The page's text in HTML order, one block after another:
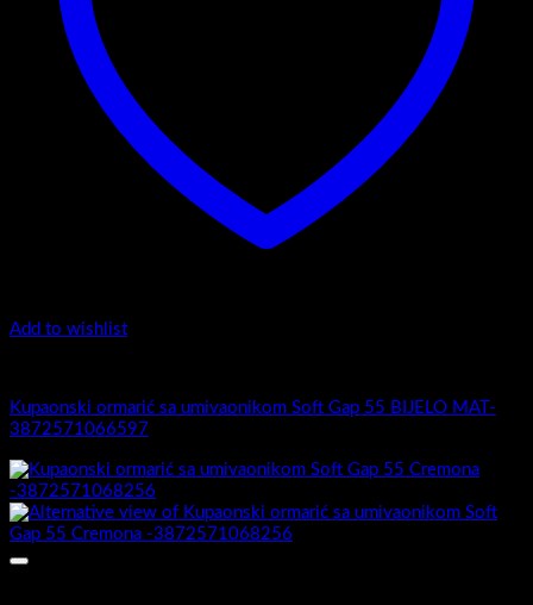
Add to wishlist
Kupaonski ormarić sa umivaonikom Soft Gap 55 BIJELO MAT-
3872571066597